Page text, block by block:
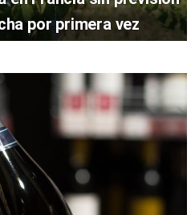
por primera vez